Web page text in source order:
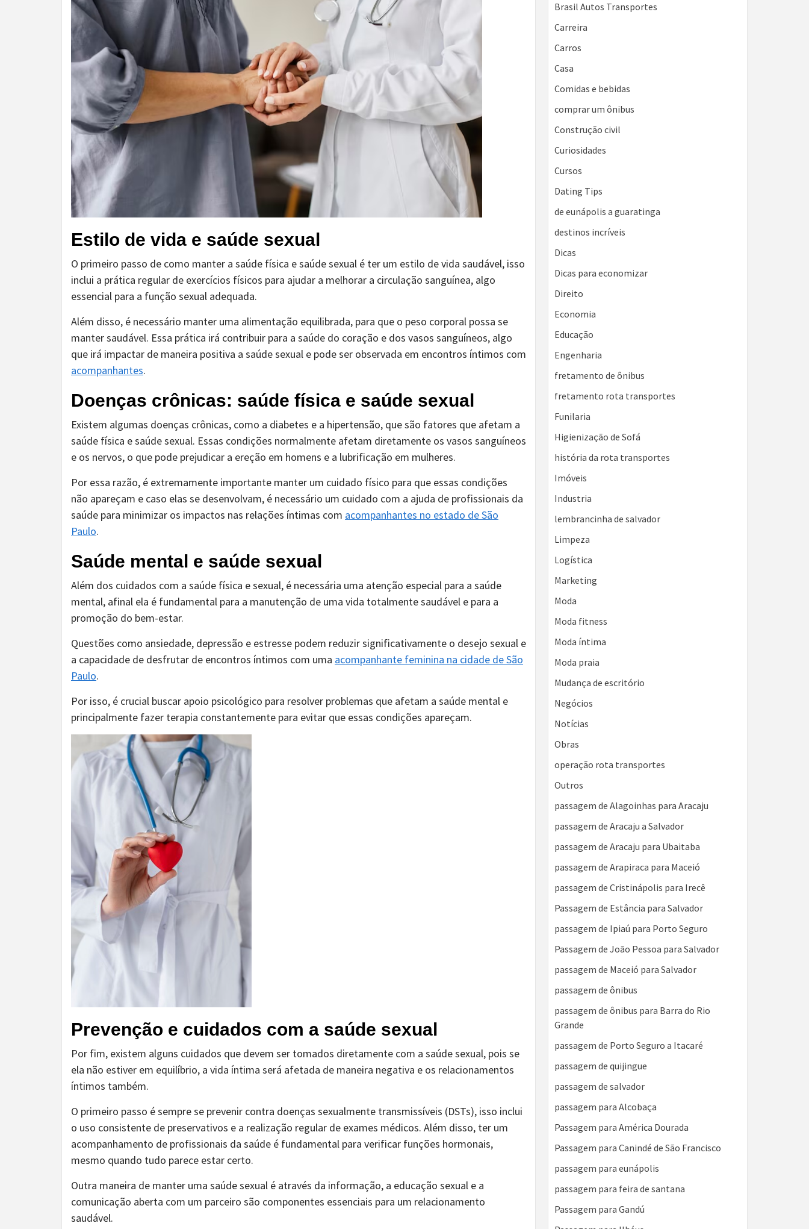
Estilo de vida e saúde sexual
O primeiro passo de como manter a saúde física e saúde sexual é ter um estilo de vida saudável, isso
inclui a prática regular de exercícios físicos para ajudar a melhorar a circulação sanguínea, algo
essencial para a função sexual adequada.
Além disso, é necessário manter uma alimentação equilibrada, para que o peso corporal possa se
manter saudável. Essa prática irá contribuir para a saúde do coração e dos vasos sanguíneos, algo
que irá impactar de maneira positiva a saúde sexual e pode ser observada em encontros íntimos com
acompanhantes.
Doenças crônicas: saúde física e saúde sexual
Existem algumas doenças crônicas, como a diabetes e a hipertensão, que são fatores que afetam a
saúde física e saúde sexual. Essas condições normalmente afetam diretamente os vasos sanguíneos
e os nervos, o que pode prejudicar a ereção em homens e a lubrificação em mulheres.
Por essa razão, é extremamente importante manter um cuidado físico para que essas condições
não apareçam e caso elas se desenvolvam, é necessário um cuidado com a ajuda de profissionais da
saúde para minimizar os impactos nas relações íntimas com acompanhantes no estado de São
Paulo.
Saúde mental e saúde sexual
Além dos cuidados com a saúde física e sexual, é necessária uma atenção especial para a saúde
mental, afinal ela é fundamental para a manutenção de uma vida totalmente saudável e para a
promoção do bem-estar.
Questões como ansiedade, depressão e estresse podem reduzir significativamente o desejo sexual e
a capacidade de desfrutar de encontros íntimos com uma acompanhante feminina na cidade de São
Paulo.
Por isso, é crucial buscar apoio psicológico para resolver problemas que afetam a saúde mental e
principalmente fazer terapia constantemente para evitar que essas condições apareçam.
Prevenção e cuidados com a saúde sexual
Por fim, existem alguns cuidados que devem ser tomados diretamente com a saúde sexual, pois se
ela não estiver em equilíbrio, a vida íntima será afetada de maneira negativa e os relacionamentos
íntimos também.
O primeiro passo é sempre se prevenir contra doenças sexualmente transmissíveis (DSTs), isso inclui
o uso consistente de preservativos e a realização regular de exames médicos. Além disso, ter um
acompanhamento de profissionais da saúde é fundamental para verificar funções hormonais,
mesmo quando tudo parece estar certo.
Outra maneira de manter uma saúde sexual é através da informação, a educação sexual e a
comunicação aberta com um parceiro são componentes essenciais para um relacionamento
saudável.
Brasil Autos Transportes
Carreira
Carros
Casa
Comidas e bebidas
comprar um ônibus
Construção civil
Curiosidades
Cursos
Dating Tips
de eunápolis a guaratinga
destinos incríveis
Dicas
Dicas para economizar
Direito
Economia
Educação
Engenharia
fretamento de ônibus
fretamento rota transportes
Funilaria
Higienização de Sofá
história da rota transportes
Imóveis
Industria
lembrancinha de salvador
Limpeza
Logística
Marketing
Moda
Moda fitness
Moda íntima
Moda praia
Mudança de escritório
Negócios
Notícias
Obras
operação rota transportes
Outros
passagem de Alagoinhas para Aracaju
passagem de Aracaju a Salvador
passagem de Aracaju para Ubaitaba
passagem de Arapiraca para Maceió
passagem de Cristinápolis para Irecê
Passagem de Estância para Salvador
passagem de Ipiaú para Porto Seguro
Passagem de João Pessoa para Salvador
passagem de Maceió para Salvador
passagem de ônibus
passagem de ônibus para Barra do Rio
Grande
passagem de Porto Seguro a Itacaré
passagem de quijingue
passagem de salvador
passagem para Alcobaça
Passagem para América Dourada
Passagem para Canindé de São Francisco
passagem para eunápolis
passagem para feira de santana
Passagem para Gandú